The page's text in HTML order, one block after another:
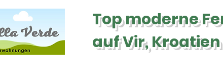
Top moderne
auf Vir, Kroatien